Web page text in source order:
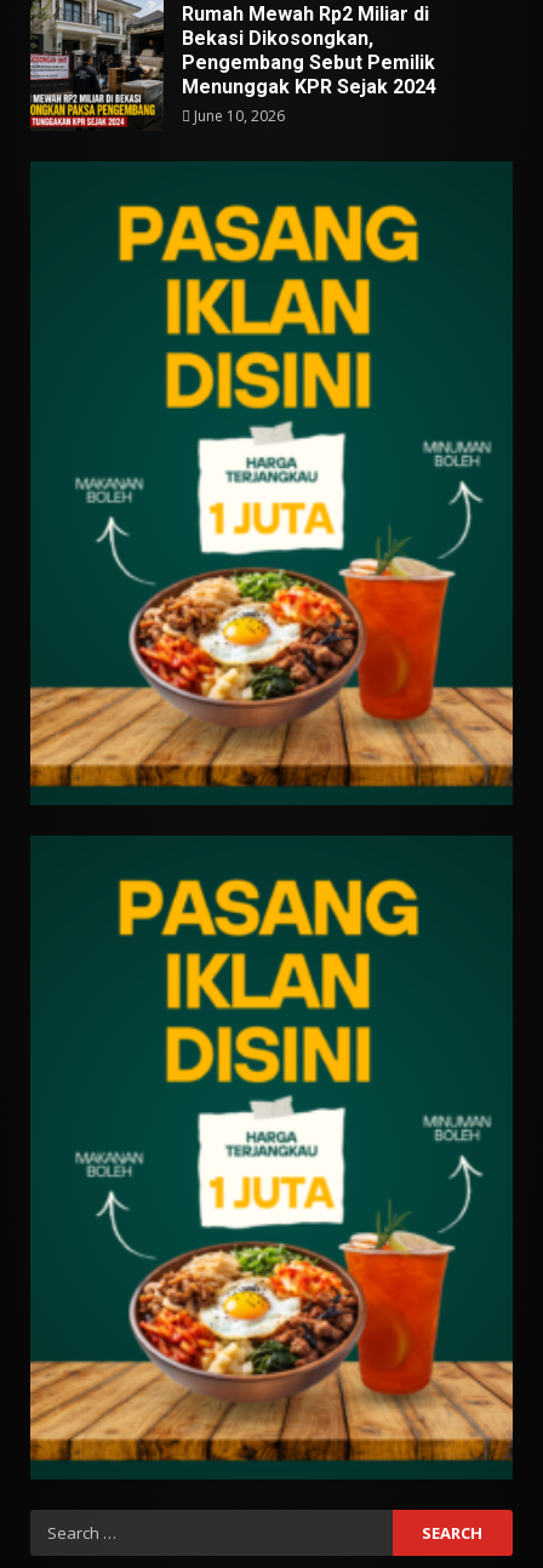
Rumah Mewah Rp2 Miliar di
Bekasi Dikosongkan,
Pengembang Sebut Pemilik
Menunggak KPR Sejak 2024
June 10, 2026
Search
for: